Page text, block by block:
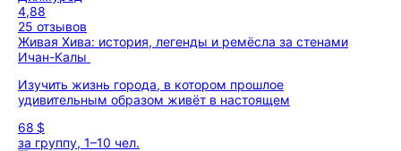
4,88
25 отзывов
Живая Хива: история, легенды и ремёсла за стенами
Ичан-Калы
Изучить жизнь города, в котором прошлое
удивительным образом живёт в настоящем
68 $
за группу, 1–10 чел.